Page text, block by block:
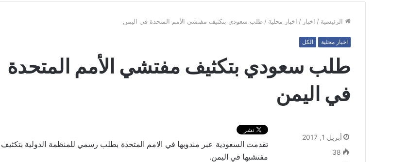
الرئيسية / اخبار / اخبار محلية / طلب سعودي بتكثيف مفتشي الأمم المتحدة في اليمن
اخبار محلية الكل
طلب سعودي بتكثيف مفتشي الأمم المتحدة
في اليمن
تقدمت السعودية عبر مندوبها في الامم المتحدة بطلب رسمي للمنظمة الدولية بتكثيف
مفتشيها في اليمن.
أبريل 1, 2017
38